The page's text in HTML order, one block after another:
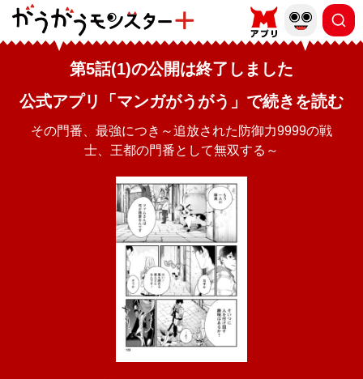
第5話(1)の公開は終了しました
公式アプリ「マンガがうがう」で続きを読む
その門番、最強につき～追放された防御力9999の戦
士、王都の門番として無双する～